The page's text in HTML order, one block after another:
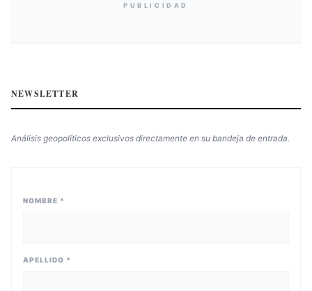
PUBLICIDAD
NEWSLETTER
Análisis geopolíticos exclusivos directamente en su bandeja de entrada.
NOMBRE *
APELLIDO *